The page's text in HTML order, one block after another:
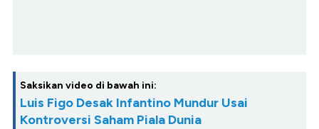
Saksikan video di bawah ini:
Luis Figo Desak Infantino Mundur Usai
Kontroversi Saham Piala Dunia